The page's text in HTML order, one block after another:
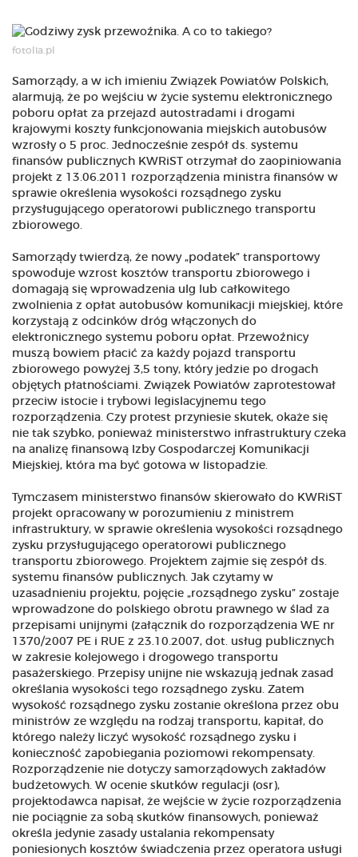
fotolia.pl
Samorządy, a w ich imieniu Związek Powiatów Polskich,
alarmują, że po wejściu w życie systemu elektronicznego
poboru opłat za przejazd autostradami i drogami
krajowymi koszty funkcjonowania miejskich autobusów
wzrosły o 5 proc. Jednocześnie zespół ds. systemu
finansów publicznych KWRiST otrzymał do zaopiniowania
projekt z 13.06.2011 rozporządzenia ministra finansów w
sprawie określenia wysokości rozsądnego zysku
przysługującego operatorowi publicznego transportu
zbiorowego.
Samorządy twierdzą, że nowy „podatek” transportowy
spowoduje wzrost kosztów transportu zbiorowego i
domagają się wprowadzenia ulg lub całkowitego
zwolnienia z opłat autobusów komunikacji miejskiej, które
korzystają z odcinków dróg włączonych do
elektronicznego systemu poboru opłat. Przewoźnicy
muszą bowiem płacić za każdy pojazd transportu
zbiorowego powyżej 3,5 tony, który jedzie po drogach
objętych płatnościami. Związek Powiatów zaprotestował
przeciw istocie i trybowi legislacyjnemu tego
rozporządzenia. Czy protest przyniesie skutek, okaże się
nie tak szybko, ponieważ ministerstwo infrastruktury czeka
na analizę finansową Izby Gospodarczej Komunikacji
Miejskiej, która ma być gotowa w listopadzie.
Tymczasem ministerstwo finansów skierowało do KWRiST
projekt opracowany w porozumieniu z ministrem
infrastruktury, w sprawie określenia wysokości rozsądnego
zysku przysługującego operatorowi publicznego
transportu zbiorowego. Projektem zajmie się zespół ds.
systemu finansów publicznych. Jak czytamy w
uzasadnieniu projektu, pojęcie „rozsądnego zysku” zostaje
wprowadzone do polskiego obrotu prawnego w ślad za
przepisami unijnymi (załącznik do rozporządzenia WE nr
1370/2007 PE i RUE z 23.10.2007, dot. usług publicznych
w zakresie kolejowego i drogowego transportu
pasażerskiego. Przepisy unijne nie wskazują jednak zasad
określania wysokości tego rozsądnego zysku. Zatem
wysokość rozsądnego zysku zostanie określona przez obu
ministrów ze względu na rodzaj transportu, kapitał, do
którego należy liczyć wysokość rozsądnego zysku i
konieczność zapobiegania poziomowi rekompensaty.
Rozporządzenie nie dotyczy samorządowych zakładów
budżetowych. W ocenie skutków regulacji (osr),
projektodawca napisał, że wejście w życie rozporządzenia
nie pociągnie za sobą skutków finansowych, ponieważ
określa jedynie zasady ustalania rekompensaty
poniesionych kosztów świadczenia przez operatora usługi